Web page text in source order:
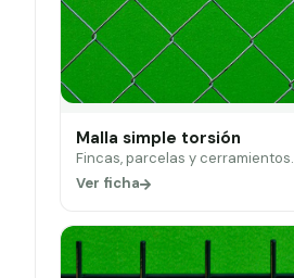
Malla simple torsión
Fincas, parcelas y cerramientos.
Ver ficha